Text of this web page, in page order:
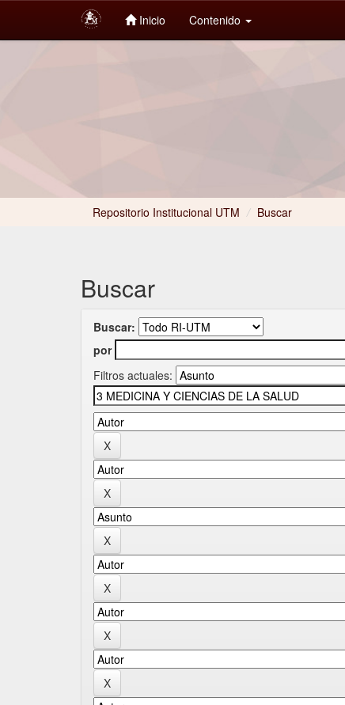
Inicio Contenido
Repositorio Institucional UTM / Buscar
Buscar
Buscar:
por
Filtros actuales: